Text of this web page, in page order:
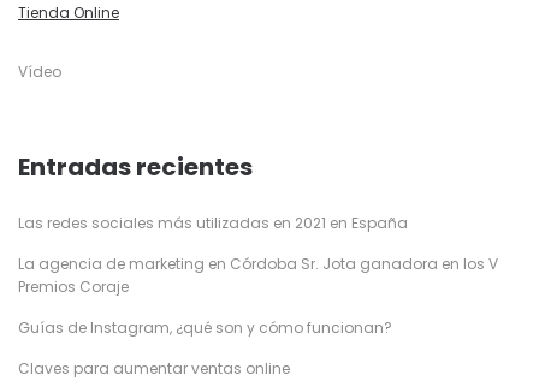
Tienda Online
Vídeo
Entradas recientes
Las redes sociales más utilizadas en 2021 en España
La agencia de marketing en Córdoba Sr. Jota ganadora en los V
Premios Coraje
Guías de Instagram, ¿qué son y cómo funcionan?
Claves para aumentar ventas online